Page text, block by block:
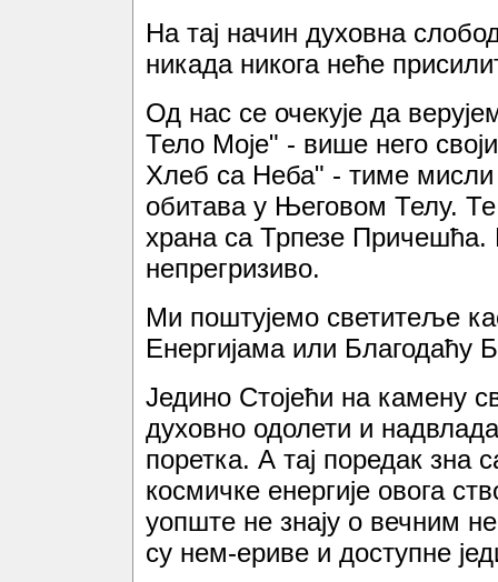
На тај начин духовна
никада никога неће
Од нас се очекује да
Тело Моје" - више него
Хлеб са Неба" - тиме мисли
обитава у Његовом Телу.
храна са Трпезе Причешћа.
непрегризиво.
Ми поштујемо светитеље
Енергијама или Благодаћу
Једино Стојећи на камену
духовно одолети и
поретка. А тај поредак зна
космичке енергије овога
уопште не знају о вечним
су нем-ериве и доступне